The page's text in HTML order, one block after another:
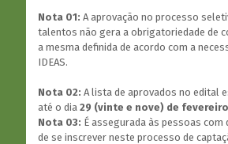
Nota 01: A aprovação no processo
talentos não gera a obrigatoriedade de
a mesma definida de acordo com a
IDEAS.
Nota 02: A lista de aprovados no edital
até o dia 29 (vinte e nove) de
Nota 03: É assegurada às pessoas com
de se inscrever neste processo de